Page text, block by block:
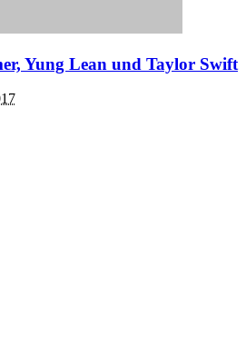
Yung Lean und Taylor Swift